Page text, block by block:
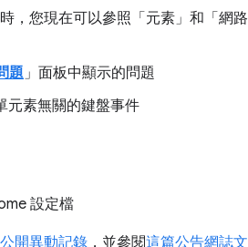
，您現在可以參照「元素」和「網
題」面板中顯示的問題
元素無關的鍵盤事件
設定檔
開異動記錄 ，並參閱這篇公告網誌